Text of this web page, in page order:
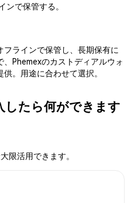
ンで保管する。
ラインで保管し、長期保有に
Phemexのカストディアルウォ
。用途に合わせて選択。
したら何ができます
限活用できます。